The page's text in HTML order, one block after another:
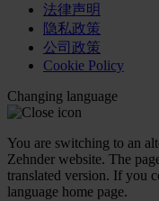
法律声明
隐私政策
公司政策
Cookie Policy
Changing language
You are switching to an
Zehnder website. The
translated version. If you
language home page.